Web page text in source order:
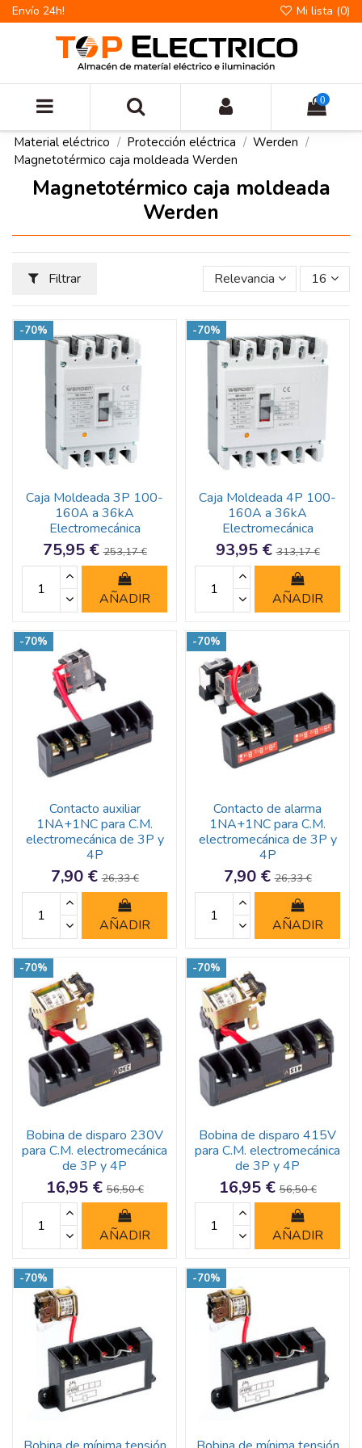
Envío 24h! Mi lista (0)
0
Material eléctrico Protección eléctrica
Werden
Magnetotérmico caja moldeada Werden
Magnetotérmico caja moldeada
Werden
Filtrar Relevancia 16
-70%
Caja Moldeada 3P 100-
160A a 36kA
Electromecánica
75,95 €253,17 €
AÑADIR
-70%
Caja Moldeada 4P 100-
160A a 36kA
Electromecánica
93,95 €313,17 €
AÑADIR
-70%
Contacto auxiliar
1NA+1NC para C.M.
electromecánica de 3P y
4P
7,90 €26,33 €
AÑADIR
-70%
Contacto de alarma
1NA+1NC para C.M.
electromecánica de 3P y
4P
7,90 €26,33 €
AÑADIR
-70%
Bobina de disparo 230V
para C.M. electromecánica
de 3P y 4P
16,95 €56,50 €
AÑADIR
-70%
Bobina de disparo 415V
para C.M. electromecánica
de 3P y 4P
16,95 €56,50 €
AÑADIR
-70% -70%